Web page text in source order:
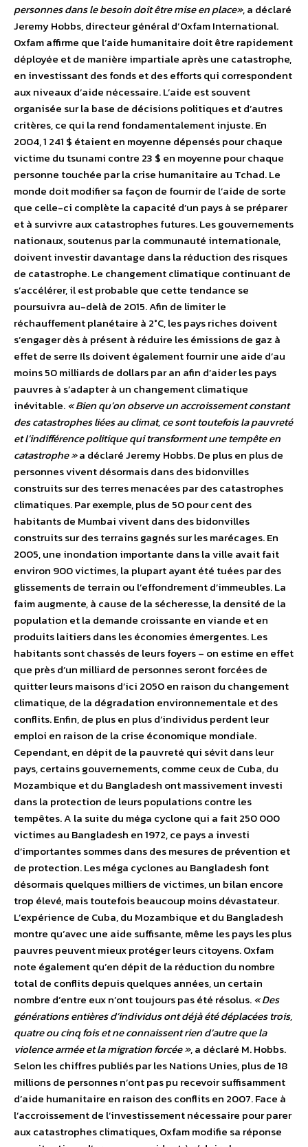
personnes dans le besoin doit être mise en place», a déclaré
Jeremy Hobbs, directeur général d’Oxfam International.
Oxfam affirme que l’aide humanitaire doit être rapidement
déployée et de manière impartiale après une catastrophe,
en investissant des fonds et des efforts qui correspondent
aux niveaux d’aide nécessaire. L’aide est souvent
organisée sur la base de décisions politiques et d’autres
critères, ce qui la rend fondamentalement injuste. En
2004, 1 241 $ étaient en moyenne dépensés pour chaque
victime du tsunami contre 23 $ en moyenne pour chaque
personne touchée par la crise humanitaire au Tchad. Le
monde doit modifier sa façon de fournir de l’aide de sorte
que celle-ci complète la capacité d’un pays à se préparer
et à survivre aux catastrophes futures. Les gouvernements
nationaux, soutenus par la communauté internationale,
doivent investir davantage dans la réduction des risques
de catastrophe. Le changement climatique continuant de
s’accélérer, il est probable que cette tendance se
poursuivra au-delà de 2015. Afin de limiter le
réchauffement planétaire à 2°C, les pays riches doivent
s’engager dès à présent à réduire les émissions de gaz à
effet de serre Ils doivent également fournir une aide d’au
moins 50 milliards de dollars par an afin d’aider les pays
pauvres à s’adapter à un changement climatique
inévitable.« Bien qu’on observe un accroissement constant
des catastrophes liées au climat, ce sont toutefois la pauvreté
et l’indifférence politique qui transforment une tempête en
catastrophe »a déclaré Jeremy Hobbs. De plus en plus de
personnes vivent désormais dans des bidonvilles
construits sur des terres menacées par des catastrophes
climatiques. Par exemple, plus de 50 pour cent des
habitants de Mumbai vivent dans des bidonvilles
construits sur des terrains gagnés sur les marécages. En
2005, une inondation importante dans la ville avait fait
environ 900 victimes, la plupart ayant été tuées par des
glissements de terrain ou l’effondrement d’immeubles. La
faim augmente, à cause de la sécheresse, la densité de la
population et la demande croissante en viande et en
produits laitiers dans les économies émergentes. Les
habitants sont chassés de leurs foyers – on estime en effet
que près d’un milliard de personnes seront forcées de
quitter leurs maisons d’ici 2050 en raison du changement
climatique, de la dégradation environnementale et des
conflits. Enfin, de plus en plus d’individus perdent leur
emploi en raison de la crise économique mondiale.
Cependant, en dépit de la pauvreté qui sévit dans leur
pays, certains gouvernements, comme ceux de Cuba, du
Mozambique et du Bangladesh ont massivement investi
dans la protection de leurs populations contre les
tempêtes. A la suite du méga cyclone qui a fait 250 000
victimes au Bangladesh en 1972, ce pays a investi
d’importantes sommes dans des mesures de prévention et
de protection. Les méga cyclones au Bangladesh font
désormais quelques milliers de victimes, un bilan encore
trop élevé, mais toutefois beaucoup moins dévastateur.
L’expérience de Cuba, du Mozambique et du Bangladesh
montre qu’avec une aide suffisante, même les pays les plus
pauvres peuvent mieux protéger leurs citoyens. Oxfam
note également qu’en dépit de la réduction du nombre
total de conflits depuis quelques années, un certain
nombre d’entre eux n’ont toujours pas été résolus.« Des
générations entières d’individus ont déjà été déplacées trois,
quatre ou cinq fois et ne connaissent rien d’autre que la
violence armée et la migration forcée », a déclaré M. Hobbs.
Selon les chiffres publiés par les Nations Unies, plus de 18
millions de personnes n’ont pas pu recevoir suffisamment
d’aide humanitaire en raison des conflits en 2007. Face à
l’accroissement de l’investissement nécessaire pour parer
aux catastrophes climatiques, Oxfam modifie sa réponse